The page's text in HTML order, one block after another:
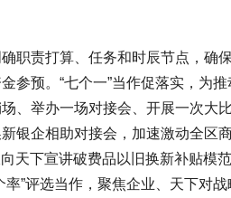
责打算、任务和时辰节点，确保
参预。“七个一”当作促落实，为
、举办一场对接会、开展一次大
银企相助对接会，加速激动全区
天下宣讲破费品以旧换新补贴模
”评选当作，聚焦企业、天下对